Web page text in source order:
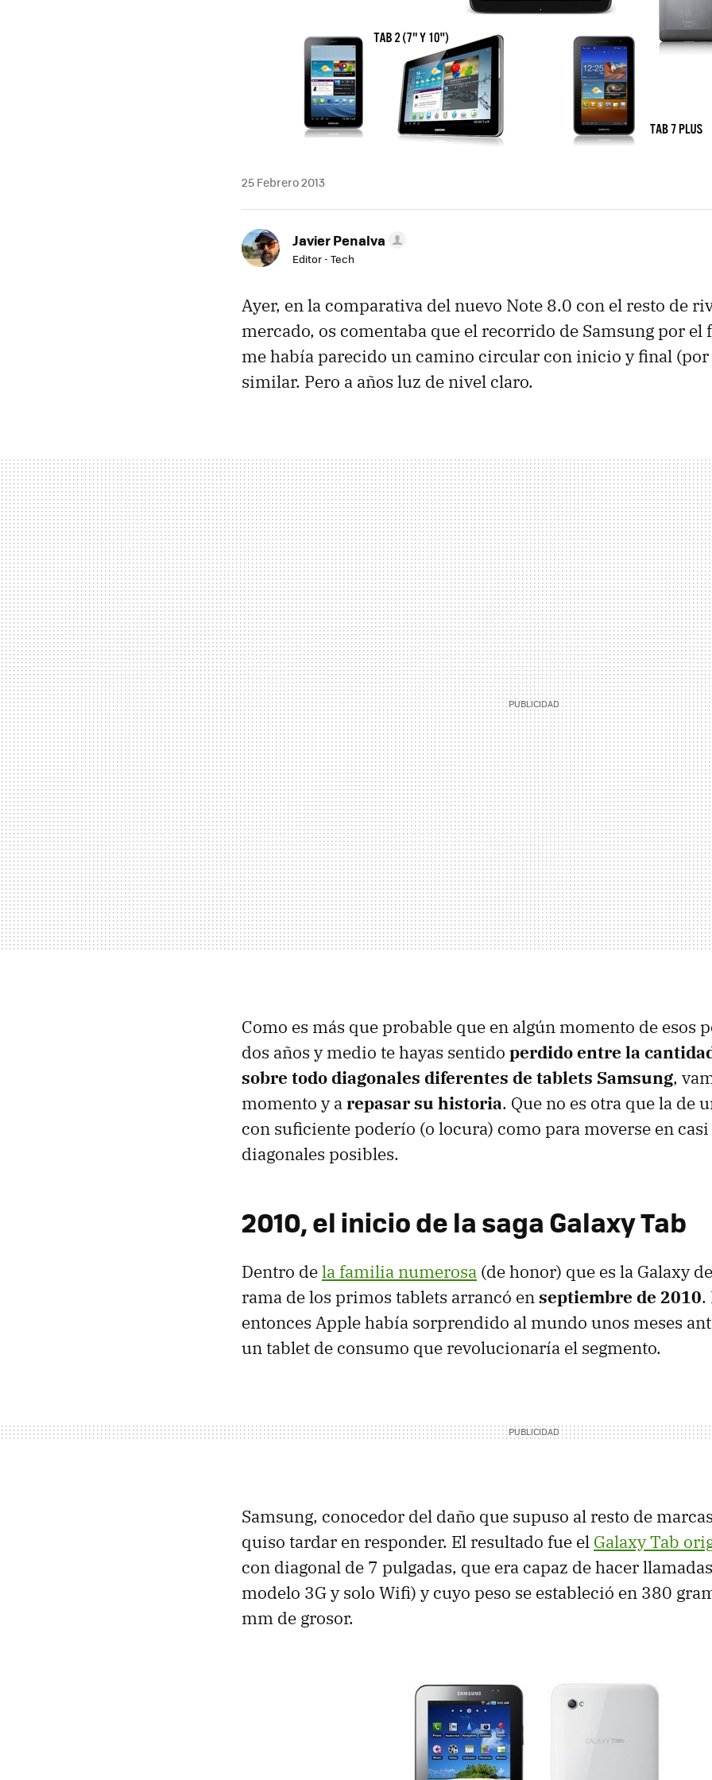
25 Febrero 2013
Javier Penalva
Editor - Tech
Ayer, en la comparativa del nuevo Note 8.0 con el resto de
mercado, os comentaba que el recorrido de Samsung por el
me había parecido un camino circular con inicio y final
similar. Pero a años luz de nivel claro.
Como es más que probable que en algún momento de esos
dos años y medio te hayas sentido perdido entre la
sobre todo diagonales diferentes de tablets Samsung,
momento y arepasar su historia. Que no es otra que la de
con suficiente poderío (o locura) como para moverse en casi
diagonales posibles.
2010, el inicio de la saga Galaxy Tab
Dentro dela familia numerosa (de honor) que es la Galaxy
rama de los primos tablets arrancó enseptiembre de 2010.
entonces Apple había sorprendido al mundo unos meses
un tablet de consumo que revolucionaría el segmento.
Samsung, conocedor del daño que supuso al resto de
quiso tardar en responder. El resultado fue el Galaxy Tab
con diagonal de 7 pulgadas, que era capaz de hacer
modelo 3G y solo Wifi) y cuyo peso se estableció en 380
mm de grosor.